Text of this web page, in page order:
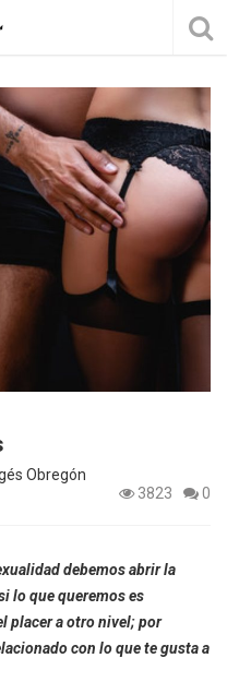
Obregón
3823
0
debemos abrir la
lo que queremos es
placer a otro nivel; por
con lo que te gusta a